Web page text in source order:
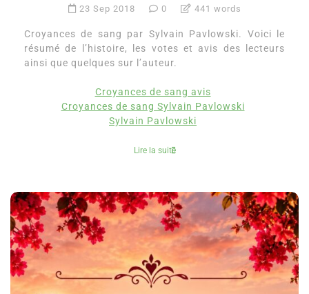
23 Sep 2018 0 441 words
Croyances de sang par Sylvain Pavlowski. Voici le
résumé de l’histoire, les votes et avis des lecteurs
ainsi que quelques sur l’auteur.
Croyances de sang avis
Croyances de sang Sylvain Pavlowski
Sylvain Pavlowski
Lire la suite